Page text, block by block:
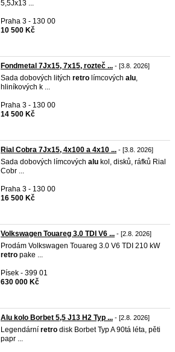
5,5Jx13 ...
Praha 3 - 130 00
10 500 Kč
Fondmetal 7Jx15, 7x15, rozteč ... - [3.8. 2026]
Sada dobových litých retro límcových alu,
hliníkových k ...
Praha 3 - 130 00
14 500 Kč
Rial Cobra 7Jx15, 4x100 a 4x10 ... - [3.8. 2026]
Sada dobových límcových alu kol, disků, ráfků Rial
Cobr ...
Praha 3 - 130 00
16 500 Kč
Volkswagen Touareg 3.0 TDI V6 ... - [2.8. 2026]
Prodám Volkswagen Touareg 3.0 V6 TDI 210 kW
retro pake ...
Písek - 399 01
630 000 Kč
Alu kolo Borbet 5,5 J13 H2 Typ ... - [2.8. 2026]
Legendární retro disk Borbet Typ A 90tá léta, pěti
papr ...